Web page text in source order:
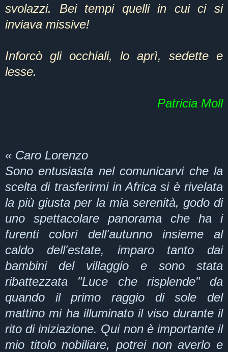
svolazzi. Bei tempi quelli in cui ci si
inviava missive!
Inforcò gli occhiali, lo aprì, sedette e
lesse.
Patricia Moll
« Caro Lorenzo
Sono entusiasta nel comunicarvi che la
scelta di trasferirmi in Africa si è rivelata
la più giusta per la mia serenità, godo di
uno spettacolare panorama che ha i
furenti colori dell'autunno insieme al
caldo dell'estate, imparo tanto dai
bambini del villaggio e sono stata
ribattezzata "Luce che risplende" da
quando il primo raggio di sole del
mattino mi ha illuminato il viso durante il
rito di iniziazione. Qui non è importante il
mio titolo nobiliare, potrei non averlo e